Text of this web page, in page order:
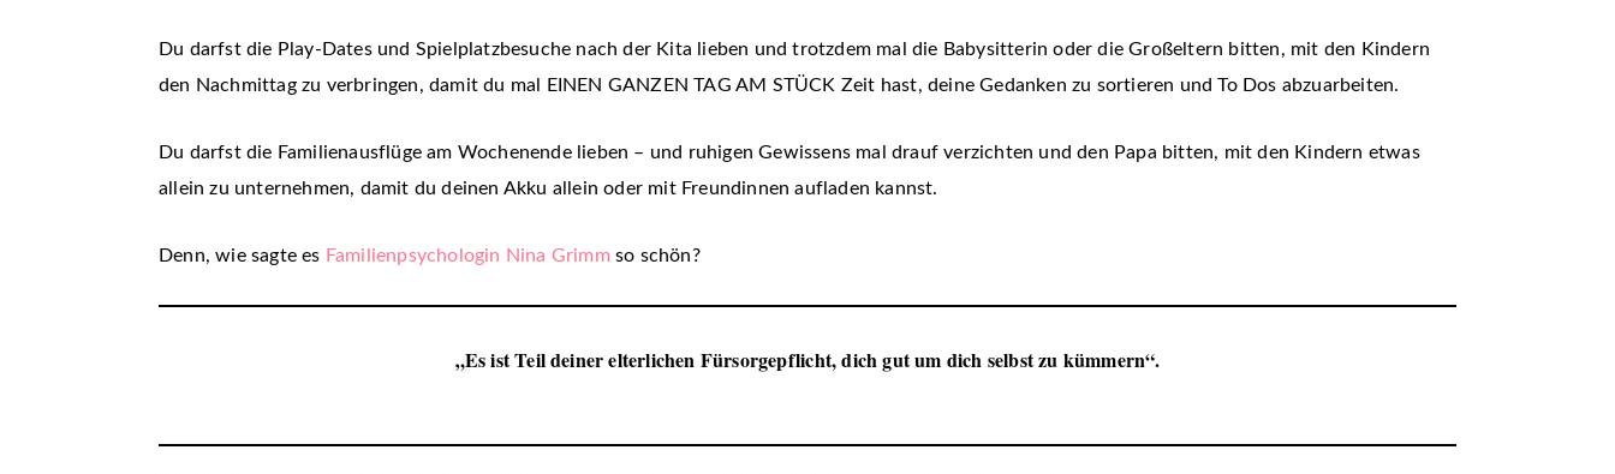
Du darfst die Play-Dates und Spielplatzbesuche nach der Kita lieben und trotzdem mal die Babysitterin oder die Großeltern bitten, mit den Kindern
den Nachmittag zu verbringen, damit du mal EINEN GANZEN TAG AM STÜCK Zeit hast, deine Gedanken zu sortieren und To Dos abzuarbeiten.
Du darfst die Familienausflüge am Wochenende lieben – und ruhigen Gewissens mal drauf verzichten und den Papa bitten, mit den Kindern etwas
allein zu unternehmen, damit du deinen Akku allein oder mit Freundinnen aufladen kannst.
Denn, wie sagte es Familienpsychologin Nina Grimm so schön?
„Es ist Teil deiner elterlichen Fürsorgepflicht, dich gut um dich selbst zu kümmern“.